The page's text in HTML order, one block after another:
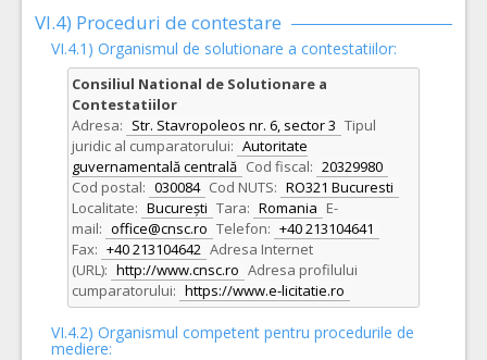
VI.4) Proceduri de contestare
VI.4.1) Organismul de solutionare a contestatiilor:
Consiliul National de Solutionare a
Contestatiilor
Adresa: Str. Stavropoleos nr. 6, sector 3 Tipul
juridic al cumparatorului: Autoritate
guvernamentală centrală Cod fiscal: 20329980
Cod postal: 030084 Cod NUTS: RO321 Bucuresti
Localitate: București Tara: Romania E-
mail: office@cnsc.ro Telefon: +40 213104641
Fax: +40 213104642 Adresa Internet
(URL): http://www.cnsc.ro Adresa profilului
cumparatorului: https://www.e-licitatie.ro
VI.4.2) Organismul competent pentru procedurile de
mediere: